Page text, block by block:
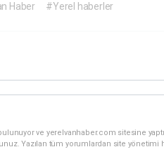
Haber #Yerel haberler
ve yerelvanhaber.com sitesine
Yazılan tüm yorumlardan site